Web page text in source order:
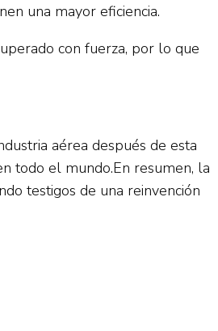
una mayor eficiencia.
con fuerza, por lo que
aérea después de esta
todo el mundo.En resumen, la
testigos de una reinvención